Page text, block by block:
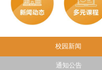
校园新闻
通知公告